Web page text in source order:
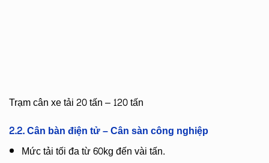
Trạm cân xe tải 20 tấn – 120 tấn
2.2. Cân bàn điện tử – Cân sàn công nghiệp
Mức tải tối đa từ 60kg đến vài tấn.